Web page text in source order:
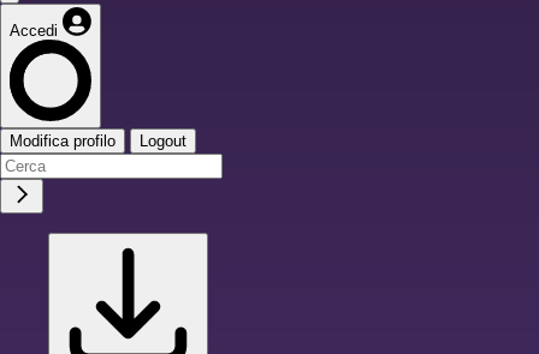
Accedi
Modifica profilo Logout